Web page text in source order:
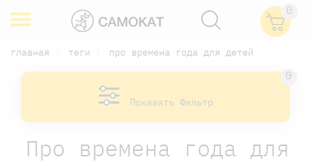
0
главная теги про времена года для детей
Показать Фильтр
0
Про времена года для